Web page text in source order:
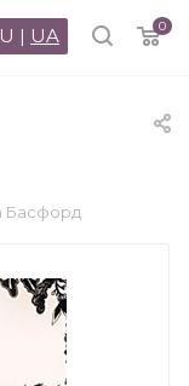
0
| UA
Басфорд